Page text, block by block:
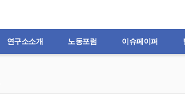
연구소소개 노동포럼 이슈페이퍼